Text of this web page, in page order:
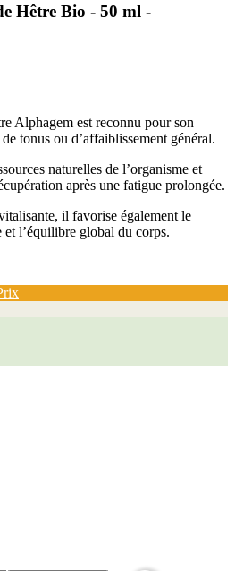
Hêtre Bio - 50 ml -
Alphagem est reconnu pour son
tonus ou d’affaiblissement général.
naturelles de l’organisme et
après une fatigue prolongée.
il favorise également le
et l’équilibre global du corps.